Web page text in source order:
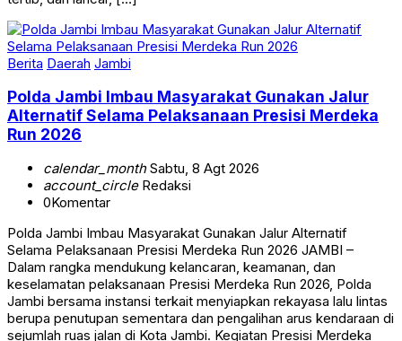
Berita Daerah Jambi
Polda Jambi Imbau Masyarakat Gunakan Jalur
Alternatif Selama Pelaksanaan Presisi Merdeka
Run 2026
calendar_monthSabtu, 8 Agt 2026
account_circleRedaksi
0Komentar
Polda Jambi Imbau Masyarakat Gunakan Jalur Alternatif
Selama Pelaksanaan Presisi Merdeka Run 2026 JAMBI –
Dalam rangka mendukung kelancaran, keamanan, dan
keselamatan pelaksanaan Presisi Merdeka Run 2026, Polda
Jambi bersama instansi terkait menyiapkan rekayasa lalu lintas
berupa penutupan sementara dan pengalihan arus kendaraan di
sejumlah ruas jalan di Kota Jambi. Kegiatan Presisi Merdeka